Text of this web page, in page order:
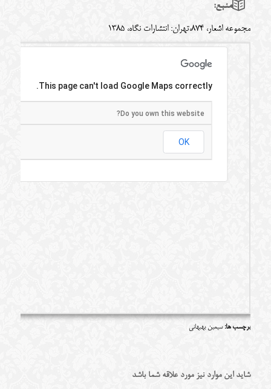
منبع:
مجموعه اشعار، 874،تهران: انتشارات نگاه، 1385
This page can't load Google Maps correctly.
Do you own this website?
OK
برچسب ها: سیمین بهبهانی
شاید این موارد نیز مورد علاقه شما باشد